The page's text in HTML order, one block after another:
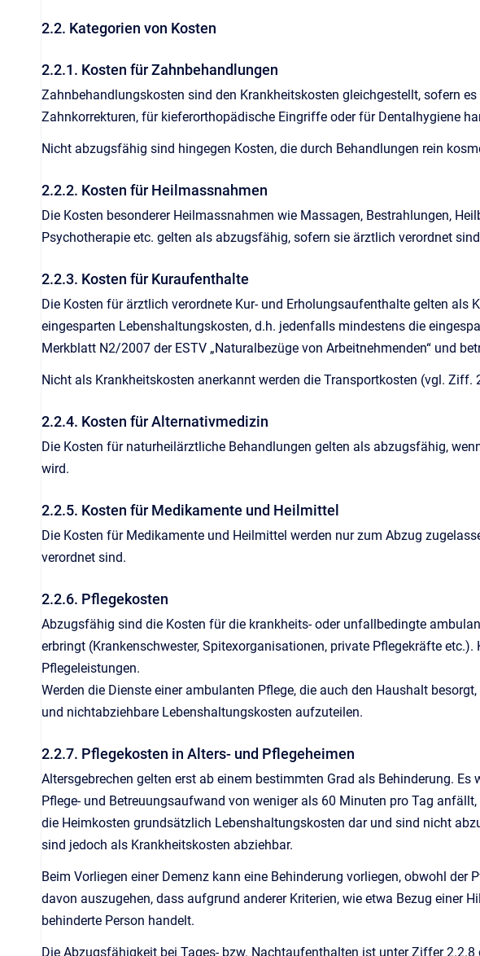
2.2. Kategorien von Kosten
2.2.1. Kosten für Zahnbehandlungen
Zahnbehandlungskosten sind den Krankheitskosten gleichgestellt, sofern
Zahnkorrekturen, für kieferorthopädische Eingriffe oder für Dentalhygiene
Nicht abzugsfähig sind hingegen Kosten, die durch Behandlungen rein
2.2.2. Kosten für Heilmassnahmen
Die Kosten besonderer Heilmassnahmen wie Massagen, Bestrahlungen,
Psychotherapie etc. gelten als abzugsfähig, sofern sie ärztlich verordnet
2.2.3. Kosten für Kuraufenthalte
Die Kosten für ärztlich verordnete Kur- und Erholungsaufenthalte gelten
eingesparten Lebenshaltungskosten, d.h. jedenfalls mindestens die
Merkblatt N2/2007 der ESTV „Naturalbezüge von Arbeitnehmenden“ und
Nicht als Krankheitskosten anerkannt werden die Transportkosten (vgl.
2.2.4. Kosten für Alternativmedizin
Die Kosten für naturheilärztliche Behandlungen gelten als abzugsfähig,
wird.
2.2.5. Kosten für Medikamente und Heilmittel
Die Kosten für Medikamente und Heilmittel werden nur zum Abzug
verordnet sind.
2.2.6. Pflegekosten
Abzugsfähig sind die Kosten für die krankheits- oder unfallbedingte
erbringt (Krankenschwester, Spitexorganisationen, private Pflegekräfte
Pflegeleistungen.
Werden die Dienste einer ambulanten Pflege, die auch den Haushalt
und nichtabziehbare Lebenshaltungskosten aufzuteilen.
2.2.7. Pflegekosten in Alters- und Pflegeheimen
Altersgebrechen gelten erst ab einem bestimmten Grad als Behinderung.
Pflege- und Betreuungsaufwand von weniger als 60 Minuten pro Tag
die Heimkosten grundsätzlich Lebenshaltungskosten dar und sind nicht
sind jedoch als Krankheitskosten abziehbar.
Beim Vorliegen einer Demenz kann eine Behinderung vorliegen, obwohl
davon auszugehen, dass aufgrund anderer Kriterien, wie etwa Bezug einer
behinderte Person handelt.
Die Abzugsfähigkeit bei Tages- bzw. Nachtaufenthalten ist unter Ziffer